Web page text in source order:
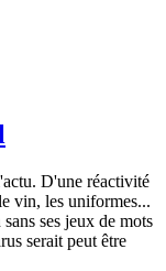
D'une réactivité
vin, les uniformes...
ses jeux de mots
serait peut être